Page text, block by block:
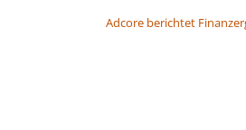
Adcore berichtet